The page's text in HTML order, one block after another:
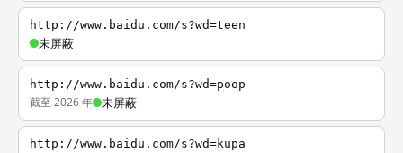
http://www.baidu.com/s?wd=teen
未屏蔽
http://www.baidu.com/s?wd=poop
截至 2026 年 未屏蔽
http://www.baidu.com/s?wd=kupa